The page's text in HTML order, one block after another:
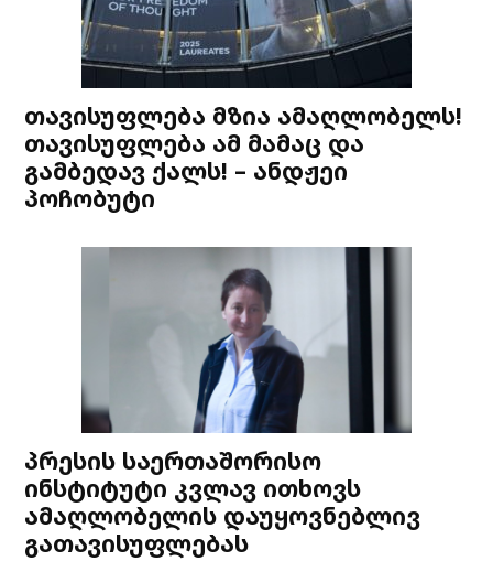
თავისუფლება მზია ამაღლობელს!
თავისუფლება ამ მამაც და
გამბედავ ქალს! – ანდჟეი
პოჩობუტი
პრესის საერთაშორისო
ინსტიტუტი კვლავ ითხოვს
ამაღლობელის დაუყოვნებლივ
გათავისუფლებას